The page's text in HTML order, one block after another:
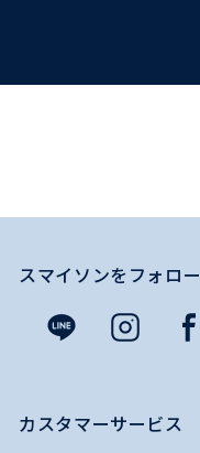
スマイソンをフォロー
カスタマーサービス